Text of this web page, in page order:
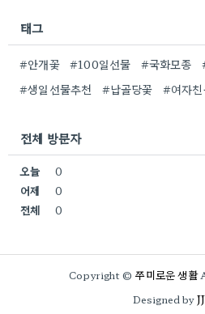
태그
#안개꽃 #100일선물 #국화모종
#생일선물추천
#납골당꽃 #여자친
전체 방문자
오늘
0
어제
0
전체
0
Copyright ©쭈미로운 생활
Designed by